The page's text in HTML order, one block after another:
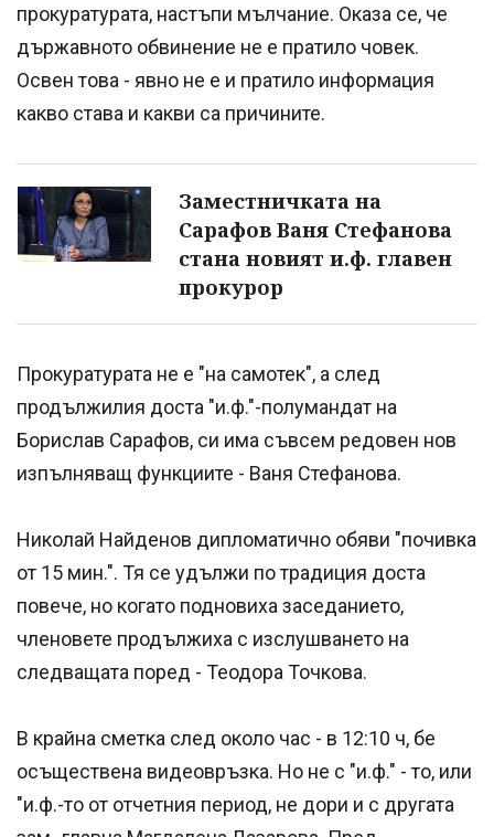
прокуратурата, настъпи мълчание. Оказа се, че
държавното обвинение не е пратило човек.
Освен това - явно не е и пратило информация
какво става и какви са причините.
Заместничката на
Сарафов Ваня Стефанова
стана новият и.ф. главен
прокурор
Прокуратурата не е "на самотек", а след
продължилия доста "и.ф."-полумандат на
Борислав Сарафов, си има съвсем редовен нов
изпълняващ функциите - Ваня Стефанова.
Николай Найденов дипломатично обяви "почивка
от 15 мин.". Тя се удължи по традиция доста
повече, но когато подновиха заседанието,
членовете продължиха с изслушването на
следващата поред - Теодора Точкова.
В крайна сметка след около час - в 12:10 ч, бе
осъществена видеовръзка. Но не с "и.ф." - то, или
"и.ф.-то от отчетния период, не дори и с другата